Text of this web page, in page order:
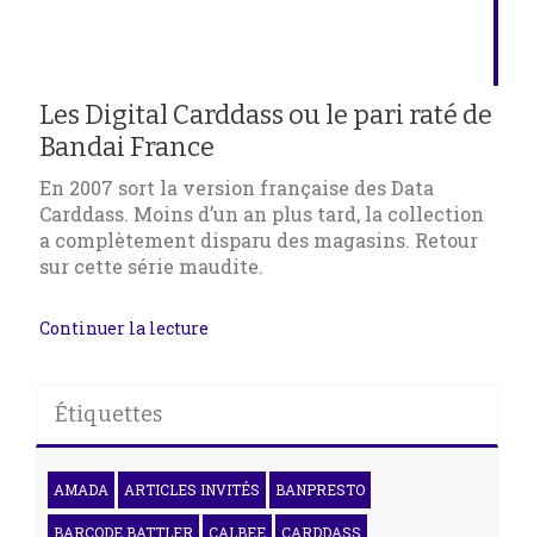
Les Digital Carddass ou le pari raté de
Bandai France
En 2007 sort la version française des Data
Carddass. Moins d’un an plus tard, la collection
a complètement disparu des magasins. Retour
sur cette série maudite.
Continuer la lecture
Étiquettes
AMADA ARTICLES INVITÉS BANPRESTO
BARCODE BATTLER CALBEE CARDDASS